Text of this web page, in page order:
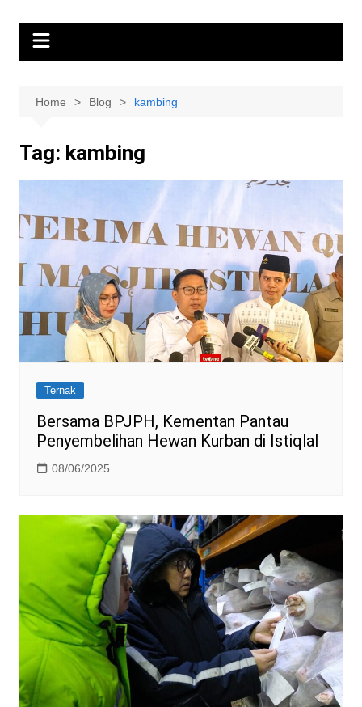
Home Blog kambing
Tag: kambing
Ternak
Bersama BPJPH, Kementan Pantau
Penyembelihan Hewan Kurban di Istiqlal
08/06/2025